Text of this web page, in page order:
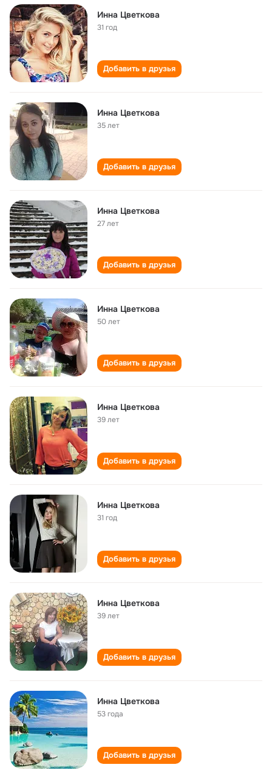
Инна Цветкова
31 год
Добавить в друзья
Инна Цветкова
35 лет
Добавить в друзья
Инна Цветкова
27 лет
Добавить в друзья
Инна Цветкова
50 лет
Добавить в друзья
Инна Цветкова
39 лет
Добавить в друзья
Инна Цветкова
31 год
Добавить в друзья
Инна Цветкова
39 лет
Добавить в друзья
Инна Цветкова
53 года
Добавить в друзья